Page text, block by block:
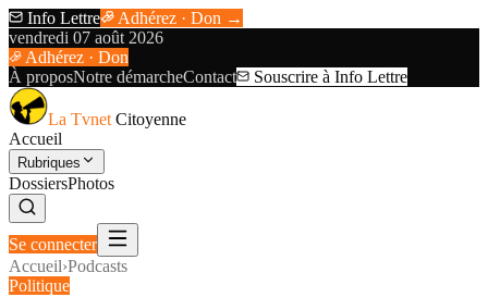
Info Lettre
Adhérez · Don →
vendredi 07 août 2026
Adhérez · Don
À proposNotre démarcheContact Souscrire à Info Lettre
La Tvnet Citoyenne
Accueil
Rubriques
DossiersPhotos
Se connecter
Accueil›Podcasts
Politique